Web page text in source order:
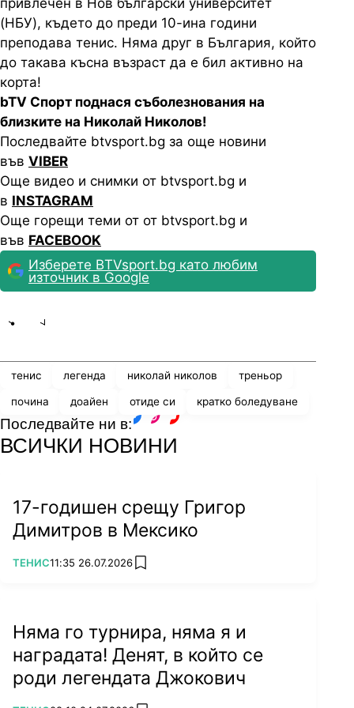
привлечен в Нов български университет
(НБУ), където до преди 10-ина години
преподава тенис. Няма друг в България, който
до такава късна възраст да е бил активно на
корта!
bTV Спорт поднася съболезнования на
близките на Николай Николов!
Последвайте btvsport.bg за още новини
във VIBER
Още видео и снимки от btvsport.bg и
в INSTAGRAM
Още горещи теми от от btvsport.bg и
във FACEBOOK
Изберете BTVsport.bg като любим
източник в Google
тенис легенда николай николов треньор
почина доайен отиде си кратко боледуване
Последвайте ни в:
ВСИЧКИ НОВИНИ
17-годишен срещу Григор
Димитров в Мексико
ПОВЕЧЕ ОТ
ТЕНИС11:35 26.07.2026 add favorites
Няма го турнира, няма я и
наградата! Денят, в който се
роди легендата Джокович